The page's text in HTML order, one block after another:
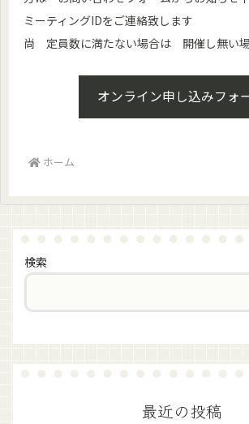
ミーティングIDをご連絡致します
尚 定員数に満たない場合は 開催し無い場
オンライン申し込みフォ
ホーム
検索
最近の投稿